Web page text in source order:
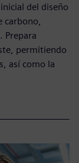
del diseño
Prepara
permitiendo
así como la